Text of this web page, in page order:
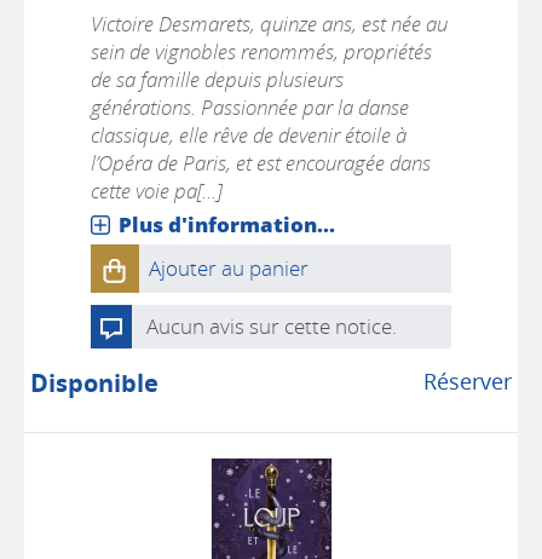
Victoire Desmarets, quinze ans, est née au
sein de vignobles renommés, propriétés
de sa famille depuis plusieurs
générations. Passionnée par la danse
classique, elle rêve de devenir étoile à
l’Opéra de Paris, et est encouragée dans
cette voie pa[...]
Plus d'information...
Ajouter au panier
Aucun avis sur cette notice.
Réserver
Disponible